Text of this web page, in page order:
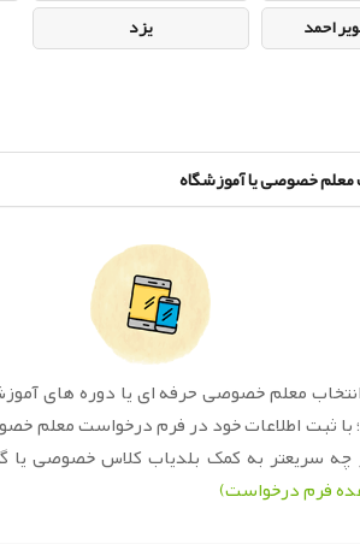
احمد
یزد
خصوصی یا آموزشگاه
انتخاب معلم خصوصی حرفه ای یا دوره های
با ثبت اطلاعات خود در فرم درخواست معلم
چه سریعتر به کمک بلدیاب کلاس خصوصی یا
فرم درخواست)